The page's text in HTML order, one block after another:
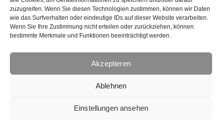
zuzugreifen. Wenn Sie diesen Technologien zustimmen, können wir Daten
wie das Surfverhalten oder eindeutige IDs auf dieser Website verarbeiten.
Wenn Sie Ihre Zustimmung nicht erteilen oder zurückziehen, können
bestimmte Merkmale und Funktionen beeinträchtigt werden.
Akzeptieren
Ablehnen
Einstellungen ansehen
SHOP
Newsletter
Kalender
Facebook